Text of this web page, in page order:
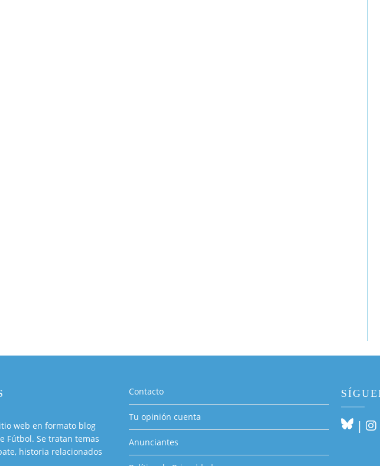
web en formato blog
Fútbol. Se tratan temas
historia relacionados
Contacto
Tu opinión cuenta
Anunciantes
|